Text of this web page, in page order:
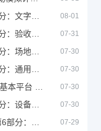
08-01
07-31
07-30
07-30
07-30
07-30
07-29